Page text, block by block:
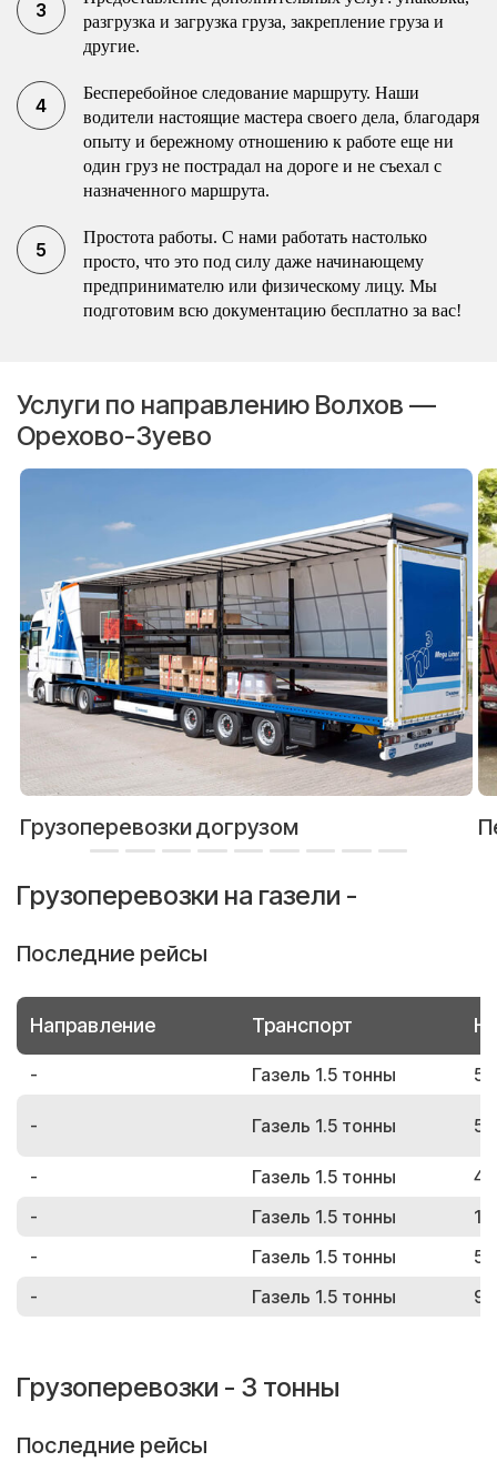
разгрузка и загрузка груза, закрепление груза и
другие.
Бесперебойное следование маршруту. Наши
водители настоящие мастера своего дела, благодаря
опыту и бережному отношению к работе еще ни
один груз не пострадал на дороге и не съехал с
назначенного маршрута.
Простота работы. С нами работать настолько
просто, что это под силу даже начинающему
предпринимателю или физическому лицу. Мы
подготовим всю документацию бесплатно за вас!
Услуги по направлению Волхов —
Орехово-Зуево
Грузоперевозки догрузом
Грузоперевозки на газели -
Последние рейсы
Направление Транспорт
- Газель 1.5 тонны
- Газель 1.5 тонны
- Газель 1.5 тонны
-
Газель 1.5 тонны
-
Газель 1.5 тонны
-
Газель 1.5 тонны
Грузоперевозки - 3 тонны
Последние рейсы